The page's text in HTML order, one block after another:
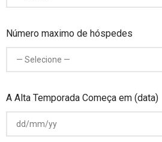
Número maximo de hóspedes
A Alta Temporada Começa em (data)